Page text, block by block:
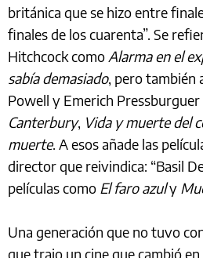
británica que se hizo entre
finales de los cuarenta”. Se
Hitchcock como Alarma en el
sabía demasiado, pero también
Powell y Emerich
Canterbury, Vida y muerte del
muerte. A esos añade las
director que reivindica: “Basil
películas como El faro azuly
Una generación que no tuvo
que trajo un cine que cambió